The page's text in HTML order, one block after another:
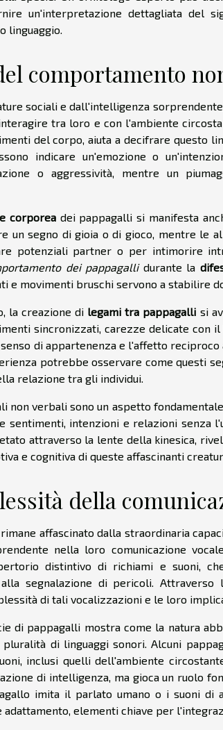
un'interpretazione dettagliata del
linguaggio.
comportamento
sociali e dall'intelligenza
tra loro e con l'ambiente
del corpo, aiuta a decifrare questo
indicare un'emozione o
o aggressività, mentre un
corporeadei pappagalli si manifesta
un segno di gioia o di gioco, mentre le
potenziali partner o per intimorire
dei pappagallidurante la
e movimenti bruschi servono a stabilire
la creazione di legami tra pappagalli si
sincronizzati, carezze delicate con
di appartenenza e l'affetto
potrebbe osservare come questi
relazione tra gli individui.
non verbali sono un aspetto
sentimenti, intenzioni e relazioni senza
attraverso la lente della kinesica,
e cognitiva di queste affascinanti
della
affascinato dalla straordinaria
nella loro comunicazione
distintivo di richiami e suoni,
segnalazione di pericoli.
di tali vocalizzazioni e le loro
di pappagalli mostra come la natura
pluralità di linguaggi sonori. Alcuni
inclusi quelli dell'ambiente
di intelligenza, ma gioca un ruolo
imita il parlato umano o i suoni
elementi chiave per